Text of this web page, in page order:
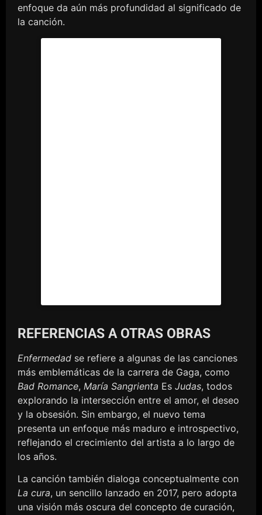
enfoque da aún más profundidad al significado de
la canción.
REFERENCIAS A OTRAS OBRAS
Enfermedad se refiere a algunas de las canciones
más emblemáticas de la carrera de Gaga, como
Bad Romance, María Sangrienta Es Judas, todos
explorando la intersección entre el amor, el deseo
y la obsesión. Sin embargo, el nuevo tema
presenta un enfoque más maduro e introspectivo,
reflejando el crecimiento del artista a lo largo de
los años.
La canción también dialoga conceptualmente con
La cura, un sencillo lanzado en 2017, pero adopta
una visión más oscura del concepto de curación,